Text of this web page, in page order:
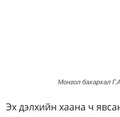
Монгол бахархал
Эх дэлхийн хаана ч